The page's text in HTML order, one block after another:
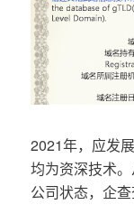
2021年，应发
均为资深技术
公司状态，企查